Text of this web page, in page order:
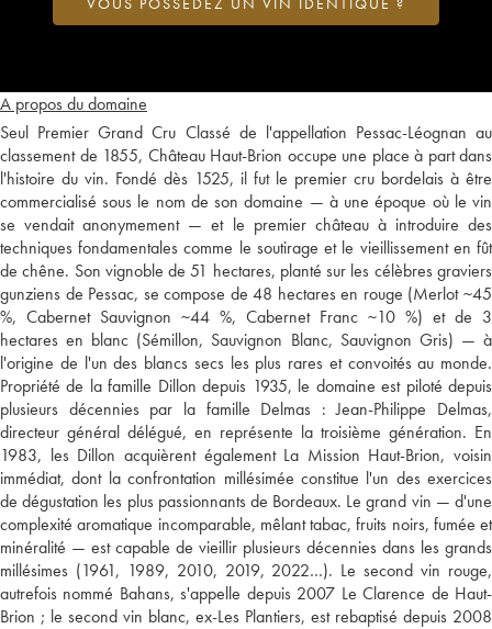
A propos du domaine
Seul Premier Grand Cru Classé de l'appellation Pessac-Léognan au
classement de 1855, Château Haut-Brion occupe une place à part dans
l'histoire du vin. Fondé dès 1525, il fut le premier cru bordelais à être
commercialisé sous le nom de son domaine — à une époque où le vin
se vendait anonymement — et le premier château à introduire des
techniques fondamentales comme le soutirage et le vieillissement en fût
de chêne. Son vignoble de 51 hectares, planté sur les célèbres graviers
gunziens de Pessac, se compose de 48 hectares en rouge (Merlot ~45
%, Cabernet Sauvignon ~44 %, Cabernet Franc ~10 %) et de 3
hectares en blanc (Sémillon, Sauvignon Blanc, Sauvignon Gris) — à
l'origine de l'un des blancs secs les plus rares et convoités au monde.
Propriété de la famille Dillon depuis 1935, le domaine est piloté depuis
plusieurs décennies par la famille Delmas : Jean-Philippe Delmas,
directeur général délégué, en représente la troisième génération. En
1983, les Dillon acquièrent également La Mission Haut-Brion, voisin
immédiat, dont la confrontation millésimée constitue l'un des exercices
de dégustation les plus passionnants de Bordeaux. Le grand vin — d'une
complexité aromatique incomparable, mêlant tabac, fruits noirs, fumée et
minéralité — est capable de vieillir plusieurs décennies dans les grands
millésimes (1961, 1989, 2010, 2019, 2022…). Le second vin rouge,
autrefois nommé Bahans, s'appelle depuis 2007 Le Clarence de Haut-
Brion ; le second vin blanc, ex-Les Plantiers, est rebaptisé depuis 2008